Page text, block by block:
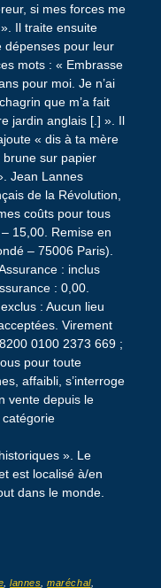
si mes forces me
Il traite ensuite
dépenses pour leur
mots : « Embrasse
pour moi. Je n’ai
que m’a fait
jardin anglais [.] ». Il
« dis à ta mère
sur papier
Jean Lannes
de la Révolution,
coûts pour tous
15,00. Remise en
– 75006 Paris).
: inclus
: 0,00.
: Aucun lieu
Virement
0100 2373 669 ;
pour toute
affaibli, s’interroge
vente depuis le
». Le
est localisé à/en
dans le monde.
,lannes ,maréchal,